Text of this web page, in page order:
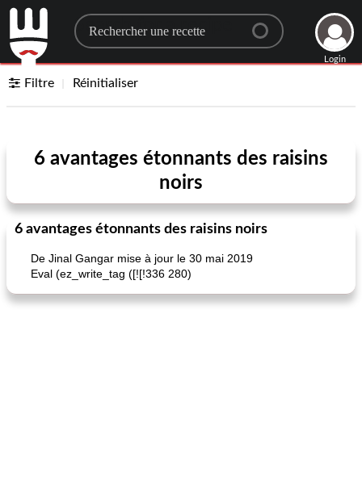
Search for a recipe
Login
Filtre Réinitialiser
6 avantages étonnants des raisins
noirs
6 avantages étonnants des raisins noirs
De Jinal Gangar mise à jour le 30 mai 2019
Eval (ez_write_tag ([![!336 280)